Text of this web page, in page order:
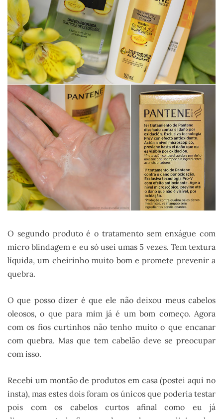
O segundo produto é o tratamento sem enxágue com
micro blindagem e eu só usei umas 5 vezes. Tem textura
líquida, um cheirinho muito bom e promete prevenir a
quebra.
O que posso dizer é que ele não deixou meus cabelos
oleosos, o que para mim já é um bom começo. Agora
com os fios curtinhos não tenho muito o que encanar
com quebra. Mas que tem cabelão deve se preocupar
com isso.
Recebi um montão de produtos em casa (postei aqui no
insta), mas estes dois foram os únicos que poderia testar
pois com os cabelos curtos afinal como eu já